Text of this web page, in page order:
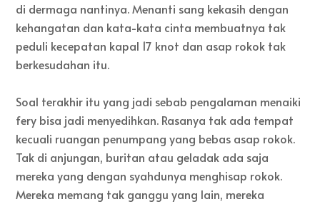
di dermaga nantinya. Menanti sang kekasih dengan
kehangatan dan kata-kata cinta membuatnya tak
peduli kecepatan kapal 17 knot dan asap rokok tak
berkesudahan itu.
Soal terakhir itu yang jadi sebab pengalaman menaiki
fery bisa jadi menyedihkan. Rasanya tak ada tempat
kecuali ruangan penumpang yang bebas asap rokok.
Tak di anjungan, buritan atau geladak ada saja
mereka yang dengan syahdunya menghisap rokok.
Mereka memang tak ganggu yang lain, mereka